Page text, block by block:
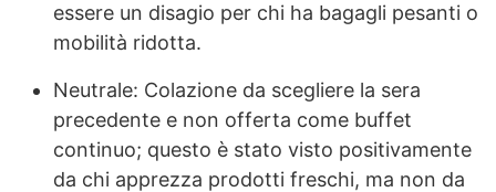
essere un disagio per chi ha bagagli pesanti o
mobilità ridotta.
Neutrale: Colazione da scegliere la sera
precedente e non offerta come buffet
continuo; questo è stato visto positivamente
da chi apprezza prodotti freschi, ma non da